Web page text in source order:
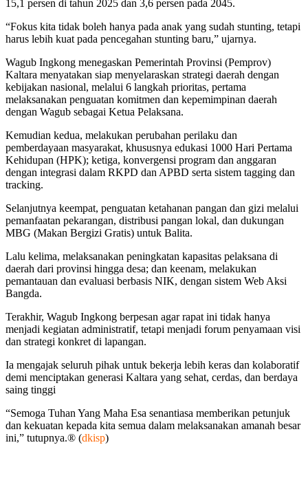
15,1 persen di tahun 2025 dan 3,6 persen pada 2045.
“Fokus kita tidak boleh hanya pada anak yang sudah stunting, tetapi
harus lebih kuat pada pencegahan stunting baru,” ujarnya.
Wagub Ingkong menegaskan Pemerintah Provinsi (Pemprov)
Kaltara menyatakan siap menyelaraskan strategi daerah dengan
kebijakan nasional, melalui 6 langkah prioritas, pertama
melaksanakan penguatan komitmen dan kepemimpinan daerah
dengan Wagub sebagai Ketua Pelaksana.
Kemudian kedua, melakukan perubahan perilaku dan
pemberdayaan masyarakat, khususnya edukasi 1000 Hari Pertama
Kehidupan (HPK); ketiga, konvergensi program dan anggaran
dengan integrasi dalam RKPD dan APBD serta sistem tagging dan
tracking.
Selanjutnya keempat, penguatan ketahanan pangan dan gizi melalui
pemanfaatan pekarangan, distribusi pangan lokal, dan dukungan
MBG (Makan Bergizi Gratis) untuk Balita.
Lalu kelima, melaksanakan peningkatan kapasitas pelaksana di
daerah dari provinsi hingga desa; dan keenam, melakukan
pemantauan dan evaluasi berbasis NIK, dengan sistem Web Aksi
Bangda.
Terakhir, Wagub Ingkong berpesan agar rapat ini tidak hanya
menjadi kegiatan administratif, tetapi menjadi forum penyamaan visi
dan strategi konkret di lapangan.
Ia mengajak seluruh pihak untuk bekerja lebih keras dan kolaboratif
demi menciptakan generasi Kaltara yang sehat, cerdas, dan berdaya
saing tinggi
“Semoga Tuhan Yang Maha Esa senantiasa memberikan petunjuk
dan kekuatan kepada kita semua dalam melaksanakan amanah besar
ini,” tutupnya.® (dkisp)